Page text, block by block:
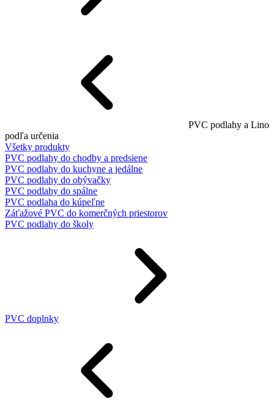
PVC podlahy a Lino
podľa určenia
Všetky produkty
PVC podlahy do chodby a predsiene
PVC podlahy do kuchyne a jedálne
PVC podlahy do obývačky
PVC podlahy do spálne
PVC podlaha do kúpeľne
Záťažové PVC do komerčných priestorov
PVC podlahy do školy
PVC doplnky